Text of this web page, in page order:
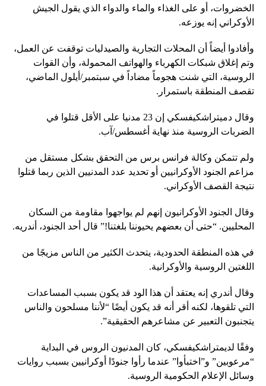
الخضروات، أو على الغذاء والماء والدواء الذي يقول الجيش
الأوكراني إنه يوزعه.
وأفادوا أيضاً أن المحلات التجارية والصيدليات توقفت عن العمل،
وتم إغلاق شبكات الكهرباء والهواتف المحمولة، وأن القوات
الروسية، التي شنت هجوماً مضاداً في سبتمبر/أيلول الماضي،
تقصف المنطقة باستمرار.
وقال دميتراشكيفسكي إن 23 مدنيا على الأقل قتلوا في
الضربات الروسية منذ نهاية أغسطس/آب.
ولم تتمكن وكالة فرانس برس من التحقق بشكل مستقل من
مزاعم الجنود الأوكرانيين أو تحديد عدد المدنيين الذين ربما قتلوا
نتيجة القصف الأوكراني.
وقال الجنود الأوكرانيون إنهم لم يواجهوا مقاومة من السكان
المحليين. “حتى أن بعضهم يحيوننا بلغتنا!” قال أحد الجنود، أندريه.
في هذه المنطقة الحدودية، يتحدث الكثير من الناس مزيجًا من
اللغتين الروسية والأوكرانية.
وقال أندري إنه يعتقد أن هذا الود قد يكون بسبب المساعدات
التي تلقوها، لكنه أقر أنه قد يكون أيضًا “لأننا مسلحون والناس
يتجنبون التعبير عن مشاعرهم الحقيقية”.
وفقًا لديمتراشكيفسكي، كان المدنيون الروس في البداية
“مرعوبين” و”اختبأوا” عندما رأوا جنودًا أوكرانيين بسبب روايات
وسائل الإعلام الحكومية الروسية.